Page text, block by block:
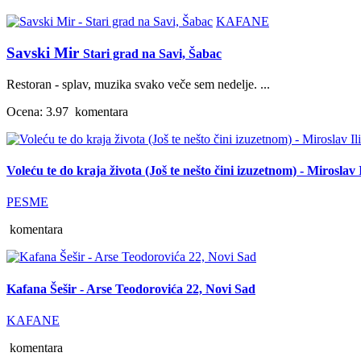
KAFANE
Savski Mir Stari grad na Savi, Šabac
Restoran - splav, muzika svako veče sem nedelje. ...
Ocena: 3.97 komentara
Voleću te do kraja života (Još te nešto čini izuzetnom) - Miroslav
PESME
komentara
Kafana Šešir - Arse Teodorovića 22, Novi Sad
KAFANE
komentara